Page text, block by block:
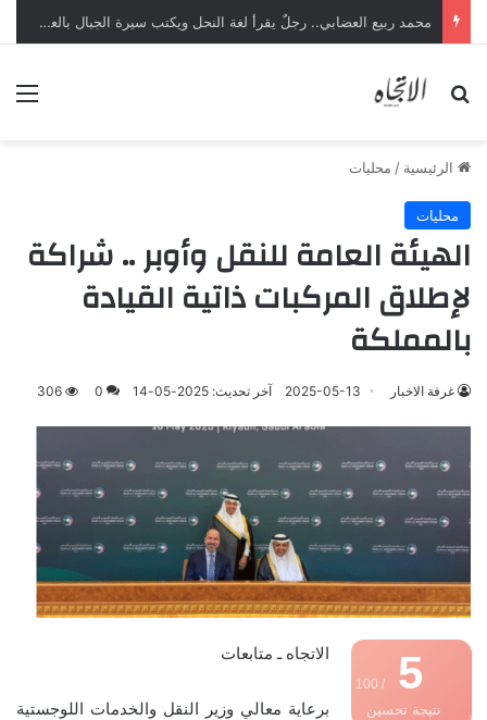
محمد ربيع العضابي.. رجلٌ يقرأ لغة النحل ويكتب سيرة الجبال بالعس
بحث عن
الرئيسية / محليات
محليات
الهيئة العامة للنقل وأوبر .. شراكة
لإطلاق المركبات ذاتية القيادة
بالمملكة
غرفة الاخبار 2025-05-13 آخر تحديث: 2025-05-14 0
306
5
/ 100
نتيجة تحسين
الاتجاه ـ متابعات
برعاية معالي وزير النقل والخدمات اللوجستية